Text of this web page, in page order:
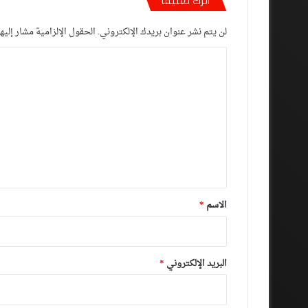
لن يتم نشر عنوان بريدك الإلكتروني.الحقول الإلزامية مشار
*
الاسم *
البريد الإلكتروني *